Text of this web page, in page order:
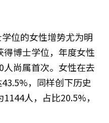
位的女性增势尤为明
博士学位，年度女性
尚属首次。女性在去
，同样创下历史
人，占比20.5%，